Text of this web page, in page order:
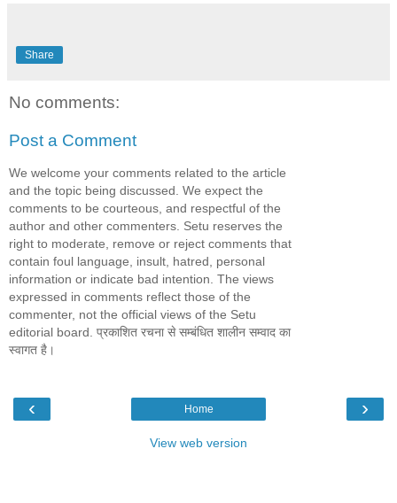
Share
No comments:
Post a Comment
We welcome your comments related to the article
and the topic being discussed. We expect the
comments to be courteous, and respectful of the
author and other commenters. Setu reserves the
right to moderate, remove or reject comments that
contain foul language, insult, hatred, personal
information or indicate bad intention. The views
expressed in comments reflect those of the
commenter, not the official views of the Setu
editorial board. प्रकाशित रचना से सम्बंधित शालीन सम्वाद का
स्वागत है।
‹ ›
Home
View web version